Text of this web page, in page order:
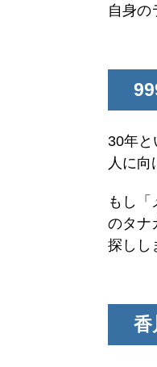
自身の
30年と
人に
もし
のタナ
探しし
香